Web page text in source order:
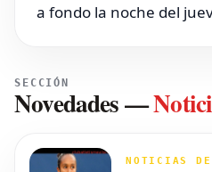
a fondo la noche del
SECCIÓN
Novedades—
NOTICIAS